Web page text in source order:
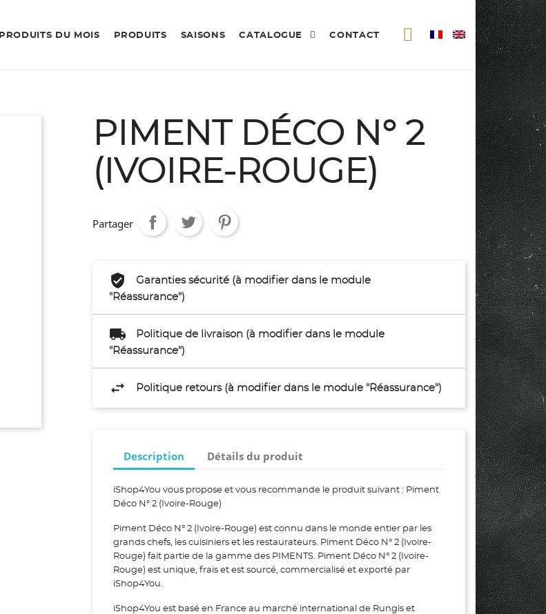
PRODUITS DU MOIS PRODUITS SAISONS CATALOGUE CONTACT
PIMENT DÉCO N° 2
(IVOIRE-ROUGE)
Partager
Garanties sécurité (à modifier dans le module
"Réassurance")
Politique de livraison (à modifier dans le module
"Réassurance")
Politique retours (à modifier dans le module "Réassurance")
Description Détails du produit
iShop4You vous propose et vous recommande le produit suivant : Piment
Déco N° 2 (Ivoire-Rouge)
Piment Déco N° 2 (Ivoire-Rouge) est connu dans le monde entier par les
grands chefs, les cuisiniers et les restaurateurs. Piment Déco N° 2 (Ivoire-
Rouge) fait partie de la gamme des PIMENTS. Piment Déco N° 2 (Ivoire-
Rouge) est unique, frais et est sourcé, commercialisé et exporté par
iShop4You.
iShop4You est basé en France au marché international de Rungis et